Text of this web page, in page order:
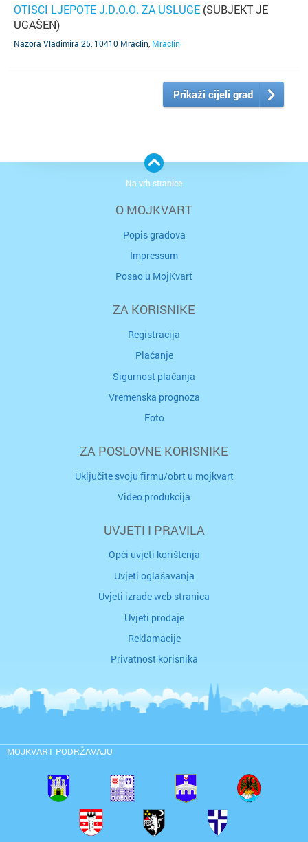
OTISCI LJEPOTE J.D.O.O. ZA USLUGE (SUBJEKT JE
UGAŠEN)
Nazora Vladimira 25, 10410 Mraclin Mraclin
Prikaži cijeli grad
O MOJKVART
Popis gradova
Impressum
Posao u MojKvart
ZA KORISNIKE
Registracija
Plaćanje
Sigurnost plaćanja
Vremenska prognoza
Foto
ZA POSLOVNE KORISNIKE
Uključite svoju firmu/obrt u mojkvart
Video produkcija
UVJETI I PRAVILA
Opći uvjeti korištenja
Uvjeti oglašavanja
Uvjeti izrade web stranica
Uvjeti prodaje
Reklamacije
Privatnost korisnika
MOJKVART PODRŽAVAJU
Na vrh stranice